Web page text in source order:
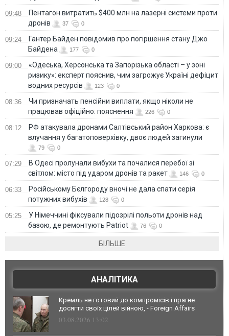
09:48
Пентагон витратить $400 млн на лазерні системи проти
дронів
37 0
09:24
Гантер Байден повідомив про погіршення стану Джо
Байдена
177 0
09:00
«Одеська, Херсонська та Запорізька області – у зоні
ризику»: експерт пояснив, чим загрожує Україні дефіцит
водних ресурсів
123 0
08:36
Чи призначать пенсійни виплати, якщо ніколи не
працював офіційно: пояснення
226 0
08:12
РФ атакувала дронами Салтівський район Харкова: є
влучання у багатоповерхівку, двоє людей загинули
79 0
07:29
В Одесі пролунали вибухи та почалися перебої зі
світлом: місто під ударом дронів та ракет
146 0
06:33
Російському Бєлгороду вночі не дала спати серія
потужних вибухів
128 0
05:25
У Німеччині фіксували підозрілі польоти дронів над
базою, де ремонтують Patriot
76 0
БІЛЬШЕ
АНАЛІТИКА
Кремль не готовий до компромісів і прагне
досягти своїх цілей війною, - Foreign Affairs
03.08.2026 13:02